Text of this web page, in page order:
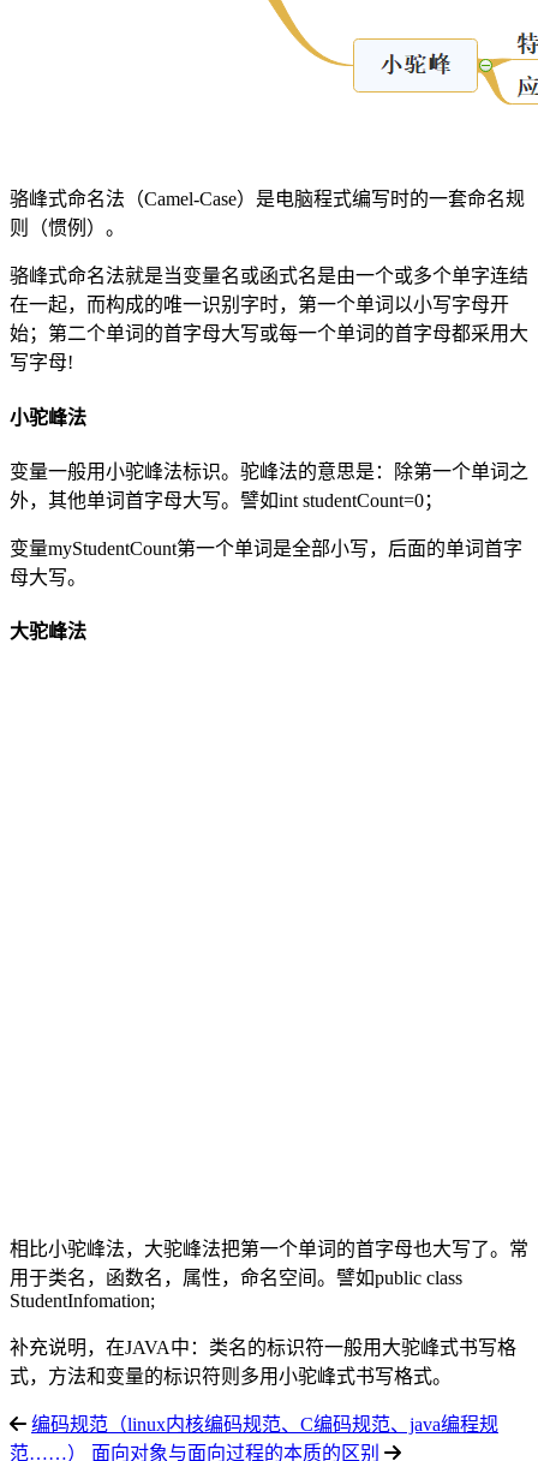
骆峰式命名法（Camel-Case）是电脑程式编写时的一套命名规
则（惯例）。
骆峰式命名法就是当变量名或函式名是由一个或多个单字连结
在一起，而构成的唯一识别字时，第一个单词以小写字母开
始；第二个单词的首字母大写或每一个单词的首字母都采用大
写字母!
小驼峰法
变量一般用小驼峰法标识。驼峰法的意思是：除第一个单词之
外，其他单词首字母大写。譬如int studentCount=0；
变量myStudentCount第一个单词是全部小写，后面的单词首字
母大写。
大驼峰法
相比小驼峰法，大驼峰法把第一个单词的首字母也大写了。常
用于类名，函数名，属性，命名空间。譬如public class
StudentInfomation;
补充说明，在JAVA中：类名的标识符一般用大驼峰式书写格
式，方法和变量的标识符则多用小驼峰式书写格式。
编码规范（linux内核编码规范、C编码规范、java编程规
范……）
面向对象与面向过程的本质的区别